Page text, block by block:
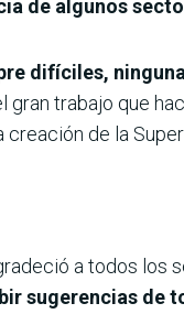
de algunos
difíciles,
trabajo que
de la
a todos los
sugerencias de